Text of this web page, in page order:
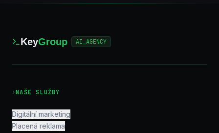
KeyGroup AI_AGENCY
›NAŠE SLUŽBY
Digitální marketing
Placená reklama